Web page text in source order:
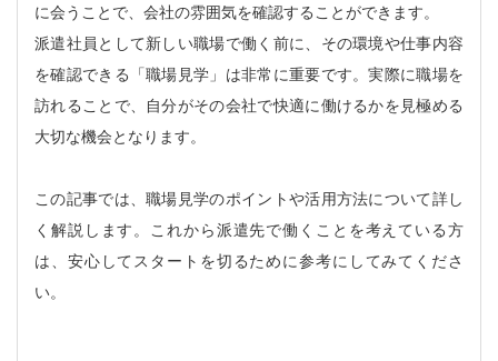
に会うことで、会社の雰囲気を確認することができます。
派遣社員として新しい職場で働く前に、その環境や仕事内容
を確認できる「職場見学」は非常に重要です。実際に職場を
訪れることで、自分がその会社で快適に働けるかを見極める
大切な機会となります。
この記事では、職場見学のポイントや活用方法について詳し
く解説します。これから派遣先で働くことを考えている方
は、安心してスタートを切るために参考にしてみてくださ
い。